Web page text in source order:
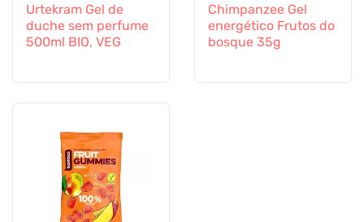
Urtekram Gel de
duche sem perfume
500ml BIO, VEG
Chimpanzee Gel
energético Frutos do
bosque 35g